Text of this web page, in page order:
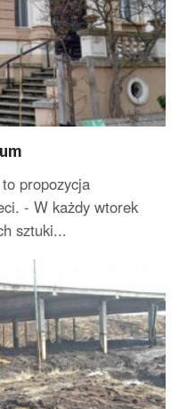
propozycja
- W każdy wtorek
sztuki...